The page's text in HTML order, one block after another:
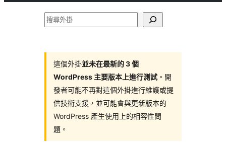
搜
這個外掛並未在最新的 3 個
WordPress 主要版本上進行測試 。開
發者可能不再對這個外掛進行維護或提
供技術支援，並可能會與更新版本的
WordPress 產生使用上的相容性問
題。